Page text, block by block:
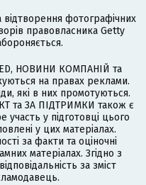
фотографічних
правовласника Getty
НОВИНИ КОМПАНІЙ та
на правах реклами.
які в них промотуються.
та ЗА ПІДТРИМКИ також є
у підготовці цього
у цих матеріалах.
за факти та оціночні
матеріалах. Згідно з
за зміст